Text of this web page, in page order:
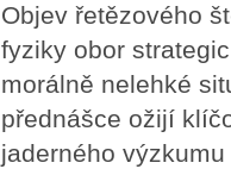
Objev řetězového
fyziky obor
morálně nelehké
přednášce ožijí
jaderného